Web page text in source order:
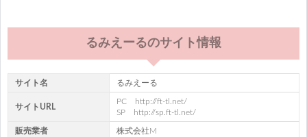
るみえーるのサイト情報
サイト名 るみえーる
サイトURL
PC http://ft-tl.net/
SP http://sp.ft-tl.net/
販売業者 株式会社M